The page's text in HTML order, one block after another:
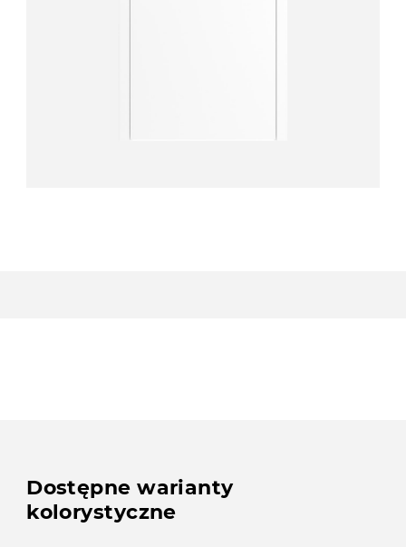
Dostępne warianty
kolorystyczne